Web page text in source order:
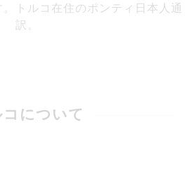
トルコ在住のポンティ日本人通
訳。
コについて